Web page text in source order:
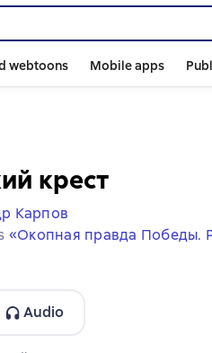
webtoons Mobile apps
крест
Карпов
«Окопная правда Победы.
Audio